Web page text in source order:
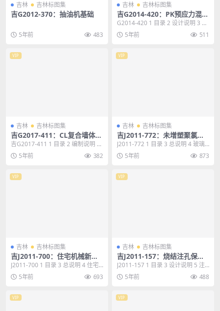
吉林 吉林标图集
吉G2012-370：抽油机基础
5年前 483
吉林 吉林标图集
吉G2014-420：PK预应力混凝
土叠合板
G2014-420 1 目录 2 设计说明 3 叠
合板(筒支板)选用表 13 P...
5年前 511
VIP
吉林 吉林标图集
吉G2017-411：CL复合墙体构
造
吉G2017-411 1 目录 2 编制说明 3
I型墙体平面布置示意图 7 I...
5年前 382
VIP
吉林 吉林标图集
吉J2011-772：未增塑聚氯乙
烯（PVC-U）塑料窗
J2011-772 1 目录 3 总说明 4 玻璃
性能指标表 10 塑料窗性能指...
5年前 873
VIP
吉林 吉林标图集
吉J2011-700：住宅机械新风
系统安装选用图集
J2011-700 1 目录 3 总说明 4 住宅
新风系统类型分类说明 6 全热...
5年前 693
VIP
吉林 吉林标图集
吉J2011-157：烧结注孔保温
砌块（砖）墙体构造
J2011-157 1 目录 3 设计说明 5 注
孔保温砌块（砖）主要指标 10...
5年前 488
VIP VIP